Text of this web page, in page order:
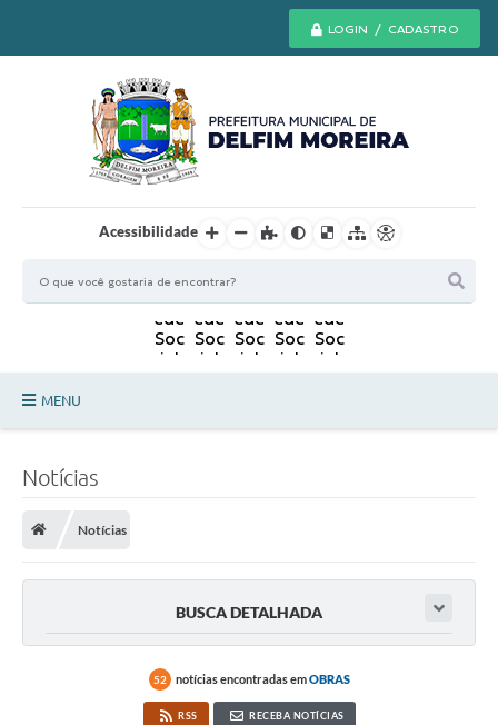
LOGIN / CADASTRO
Acessibilidade
MENU
Transparência
Turismo
CAPINA ECOLÓGICA
Listas de Espera - Unidade Básica de Saúde
Notícias
Notícias
BUSCA DETALHADA
52 notícias encontradas emOBRAS
RSS RECEBA NOTÍCIAS